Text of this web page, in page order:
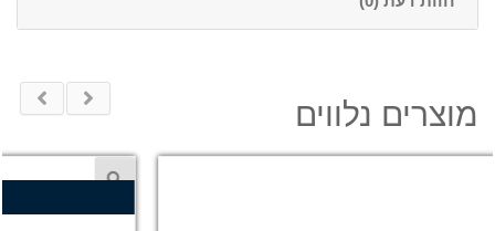
מוצרים נלווים